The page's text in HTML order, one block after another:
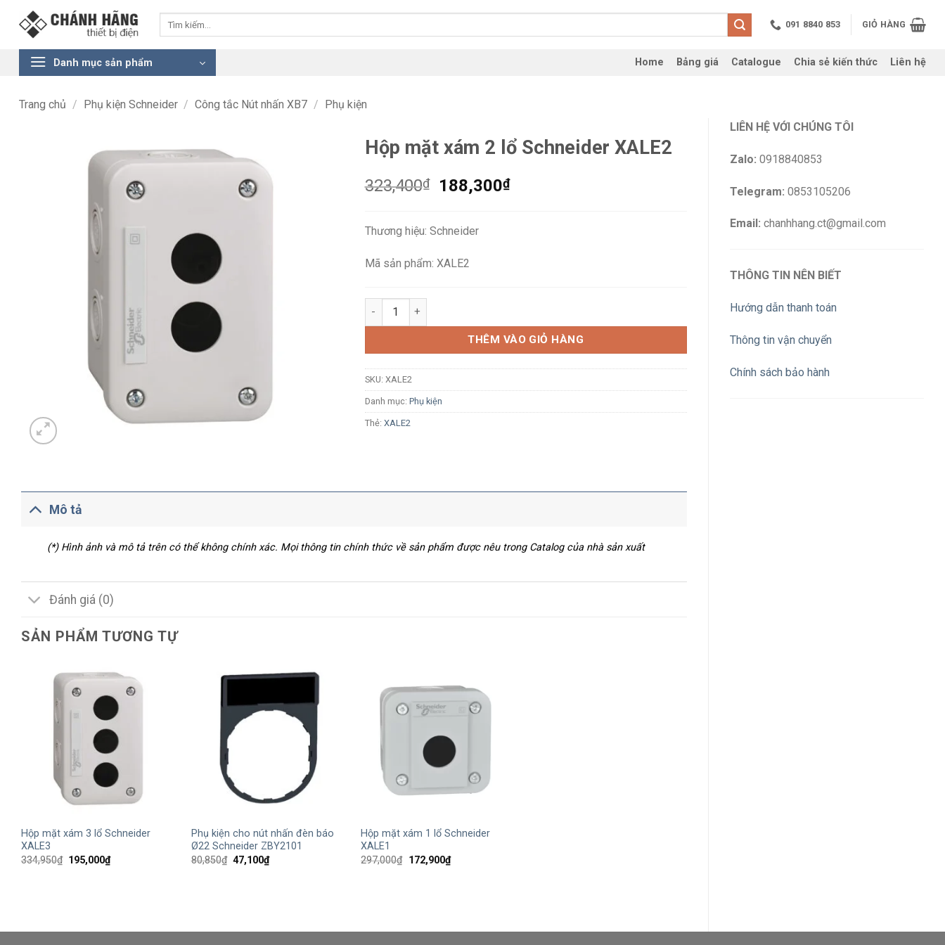
091 8840 853 GIỎ HÀNG
Danh mục sản phẩm Home Bảng giá Catalogue Chia sẻ kiến thức Liên hệ
Trang chủ / Phụ kiện Schneider / Công tắc Nút nhấn XB7 / Phụ kiện
LIÊN HỆ VỚI CHÚNG TÔI
Zalo: 0918840853
Telegram: 0853105206
Email: chanhhang.ct@gmail.com
THÔNG TIN NÊN BIẾT
Hướng dẫn thanh toán
Thông tin vận chuyển
Chính sách bảo hành
Hộp mặt xám 2 lổ Schneider XALE2
323,400₫
Giá
323,400₫.
188,300₫Giá
Thương hiệu: Schneider
Mã sản phẩm: XALE2
Hộp mặt xám 2 lổ Schneider XALE2 số lượng
THÊM VÀO GIỎ HÀNG
SKU: XALE2
Danh mục: Phụ kiện
Thẻ: XALE2
Mô tả
(*) Hình ảnh và mô tả trên có thể không chính xác. Mọi thông tin chính thức về sản phẩm được nêu trong Catalog của nhà sản xuất
Đánh giá (0)
SẢN PHẨM TƯƠNG TỰ
Hộp mặt xám 3 lổ Schneider
XALE3
334,950₫ Giá
195,000₫Giá
hiện
Phụ kiện cho nút nhấn đèn báo
Ø22 Schneider ZBY2101
80,850₫ Giá
gốc
47,100₫Giá
hiện
Hộp mặt xám 1 lổ Schneider
XALE1
297,000₫ Giá
172,900₫Giá
hiện